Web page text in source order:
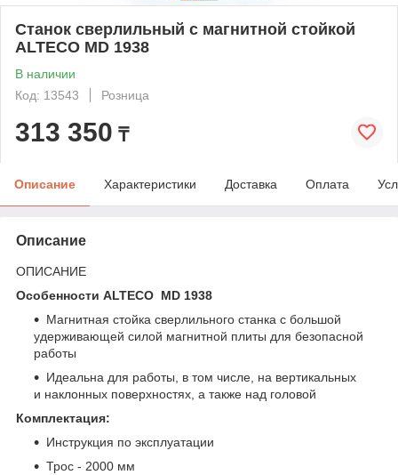
Станок сверлильный с магнитной стойкой
ALTECO MD 1938
В наличии
Код: 13543
Розница
313 350 ₸
Описание Характеристики Доставка Оплата
Описание
ОПИСАНИЕ
Особенности ALTECO MD 1938
Магнитная стойка сверлильного станка с большой
удерживающей силой магнитной плиты для безопасной
работы
Идеальна для работы, в том числе, на вертикальных
и наклонных поверхностях, а также над головой
Комплектация:
Инструкция по эксплуатации
Трос - 2000 мм